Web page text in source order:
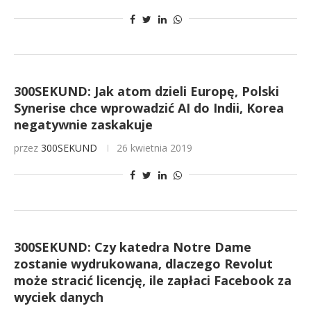
300SEKUND: Jak atom dzieli Europę, Polski
Synerise chce wprowadzić AI do Indii, Korea
negatywnie zaskakuje
przez 300SEKUND 26 kwietnia 2019
300SEKUND: Czy katedra Notre Dame
zostanie wydrukowana, dlaczego Revolut
może stracić licencję, ile zapłaci Facebook za
wyciek danych